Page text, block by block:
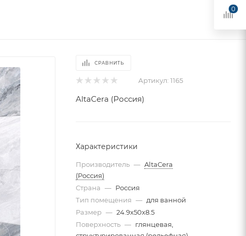
СРАВНИТЬ
Артикул: 1165
AltaCera (Россия)
Характеристики
Производитель — AltaCera
(Россия)
Страна — Россия
Тип помещения — для ванной
Размер — 24.9x50x8.5
Поверхность — глянцевая,
0